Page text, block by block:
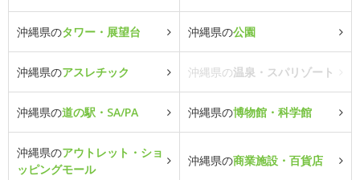
沖縄県のタワー・展望台 沖縄県の公園
沖縄県のアスレチック 沖縄県の温泉・スパリゾート
沖縄県の道の駅・SA/PA 沖縄県の博物館・科学館
沖縄県のアウトレット・ショ
ッピングモール
沖縄県の商業施設・百貨店